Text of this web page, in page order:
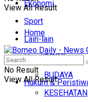
Ekonomi
Sport
Lain-lain
OPINI
BUDAYA
KESEHATAN
View All Result
Home
Headline
Hukum &
No Result
View All Result